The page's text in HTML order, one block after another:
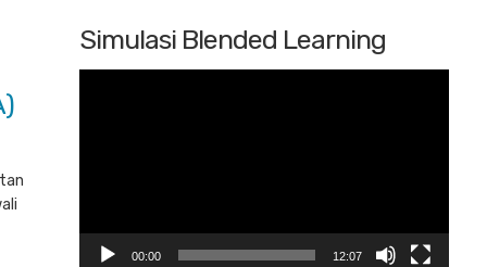
Simulasi Blended Learning
00:00 12:07